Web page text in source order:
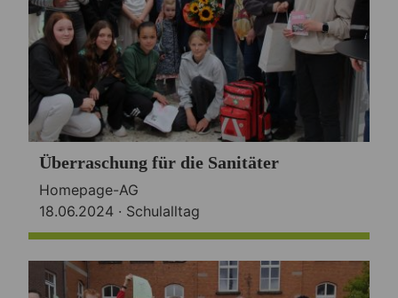
Überraschung für die Sanitäter
Homepage-AG
18.06.2024 · Schulalltag